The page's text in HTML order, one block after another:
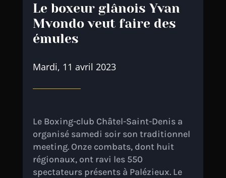
Le boxeur glânois Yvan
Mvondo veut faire des
émules
Mardi, 11 avril 2023
Le Boxing-club Châtel-Saint-Denis a
organisé samedi soir son traditionnel
meeting. Onze combats, dont huit
régionaux, ont ravi les 550
spectateurs présents à Palézieux. Le